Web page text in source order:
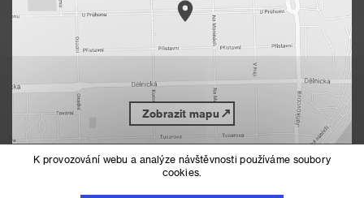
Zobrazit mapu
K provozování webu a analýze návštěvnosti používáme soubory
cookies.